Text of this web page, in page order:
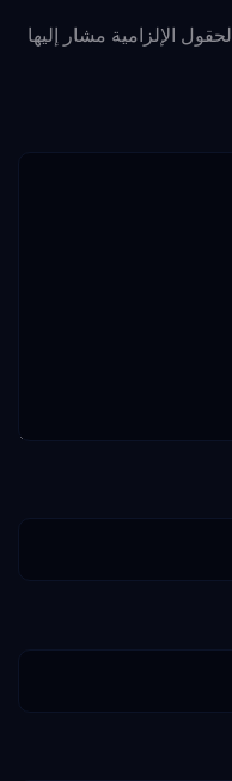
الحقول الإلزامية مشار إليها